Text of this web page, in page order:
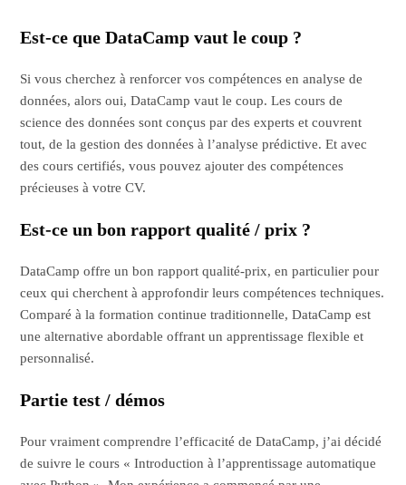
Est-ce que DataCamp vaut le coup ?
Si vous cherchez à renforcer vos compétences en analyse de
données, alors oui, DataCamp vaut le coup. Les cours de
science des données sont conçus par des experts et couvrent
tout, de la gestion des données à l’analyse prédictive. Et avec
des cours certifiés, vous pouvez ajouter des compétences
précieuses à votre CV.
Est-ce un bon rapport qualité / prix ?
DataCamp offre un bon rapport qualité-prix, en particulier pour
ceux qui cherchent à approfondir leurs compétences techniques.
Comparé à la formation continue traditionnelle, DataCamp est
une alternative abordable offrant un apprentissage flexible et
personnalisé.
Partie test / démos
Pour vraiment comprendre l’efficacité de DataCamp, j’ai décidé
de suivre le cours « Introduction à l’apprentissage automatique